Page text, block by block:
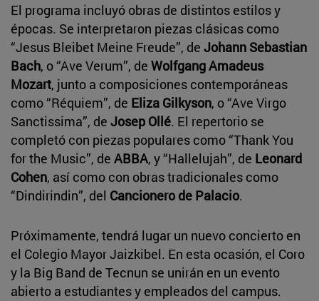
El programa incluyó obras de distintos estilos y
épocas. Se interpretaron piezas clásicas como
“Jesus Bleibet Meine Freude”, de Johann Sebastian
Bach, o “Ave Verum”, de Wolfgang Amadeus
Mozart, junto a composiciones contemporáneas
como “Réquiem”, de Eliza Gilkyson, o “Ave Virgo
Sanctissima”, de Josep Ollé. El repertorio se
completó con piezas populares como “Thank You
for the Music”, de ABBA, y “Hallelujah”, de Leonard
Cohen, así como con obras tradicionales como
“Dindirindin”, del Cancionero de Palacio.
Próximamente, tendrá lugar un nuevo concierto en
el Colegio Mayor Jaizkibel. En esta ocasión, el Coro
y la Big Band de Tecnun se unirán en un evento
abierto a estudiantes y empleados del campus.